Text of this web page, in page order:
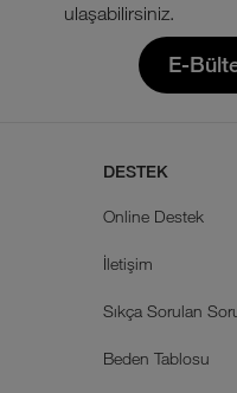
ulaşabilirsiniz.
E-
DESTEK
Online Destek
İletişim
Sıkça Sorulan
Beden Tablosu